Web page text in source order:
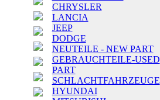
CHRYSLER
LANCIA
JEEP
DODGE
NEUTEILE - NEW PART
GEBRAUCHTEILE-USED
PART
SCHLACHTFAHRZEUGE
HYUNDAI